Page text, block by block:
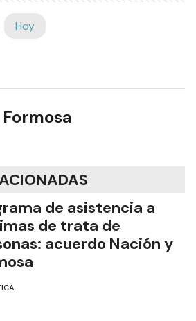
Hoy
de asistencia a
de trata de
acuerdo Nación y